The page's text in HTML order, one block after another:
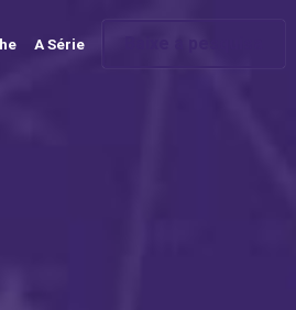
A Série